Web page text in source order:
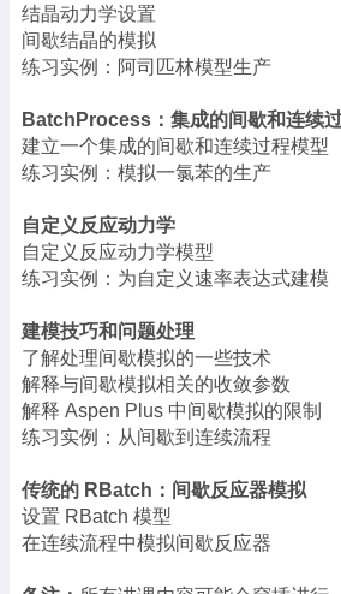
结晶动力学设置
间歇结晶的模拟
练习实例：阿司匹林模型生产
BatchProcess：集成的间歇和连续
建立一个集成的间歇和连续过程模型
练习实例：模拟一氯苯的生产
自定义反应动力学
自定义反应动力学模型
练习实例：为自定义速率表达式建模
建模技巧和问题处理
了解处理间歇模拟的一些技术
解释与间歇模拟相关的收敛参数
解释 Aspen Plus 中间歇模拟的限制
练习实例：从间歇到连续流程
传统的 RBatch：间歇反应器模拟
设置 RBatch 模型
在连续流程中模拟间歇反应器